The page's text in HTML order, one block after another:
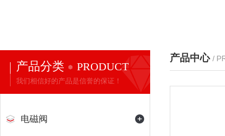
产品分类 PRODUCT
我们相信好的产品是信誉的保证！
电磁阀
产品中心 /